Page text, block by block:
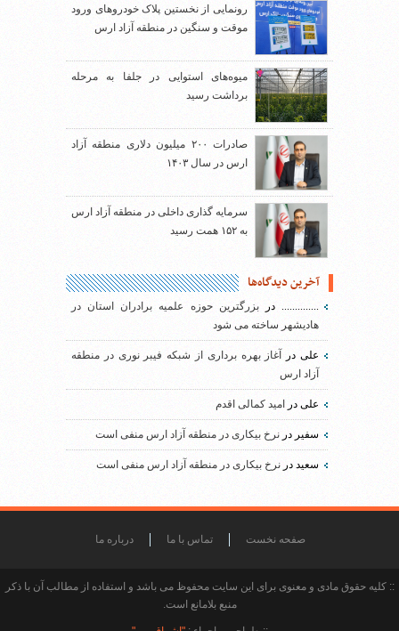
رونمایی از نخستین پلاک خودروهای ورود
موقت و سنگین در منطقه آزاد ارس
میوه‌های استوایی در جلفا به مرحله
برداشت رسید
صادرات ۲۰۰ میلیون دلاری منطقه آزاد
ارس در سال ۱۴۰۳
سرمایه گذاری داخلی در منطقه آزاد ارس
به ۱۵۲ همت رسید
آخرین دیدگاه‌ها
..............دربزرگترین حوزه علمیه برادران استان در
هادیشهر ساخته می شود
علیدر
آغاز بهره برداری از شبکه فیبر نوری در منطقه
آزاد ارس
علی در امید کمالی اقدم
سفیر در نرخ بیکاری در منطقه آزاد ارس منفی است
سعید در نرخ بیکاری در منطقه آزاد ارس منفی است
صفحه نخست تماس با ما درباره ما
:: کلیه حقوق مادی و معنوی برای این سایت محفوظ می باشد و استفاده از مطالب آن با ذکر
منبع بلامانع است.